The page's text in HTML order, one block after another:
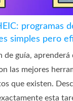
programas
simples pero
de guía,
las mejores
que existen.
esta